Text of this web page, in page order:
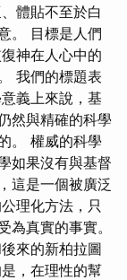
體貼不至於白
。 目標是人們
神在人心中的
我們的標題表
義上來說，基
然與精確的科學
。 權威的科學
如果沒有與基督
這是一個被廣泛
理化方法，只
真實的事實。
來的新柏拉圖
，在理性的幫